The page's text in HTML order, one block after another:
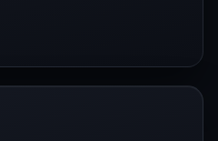
、韩剧全集、日剧高清等长尾